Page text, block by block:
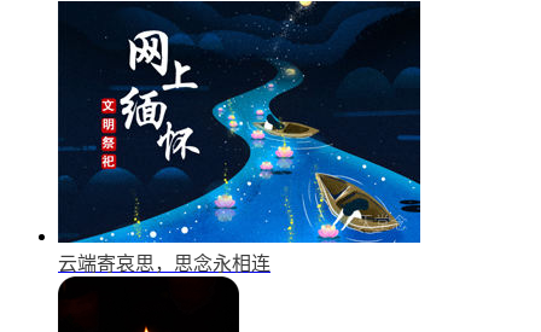
云端寄哀思，思念永相连